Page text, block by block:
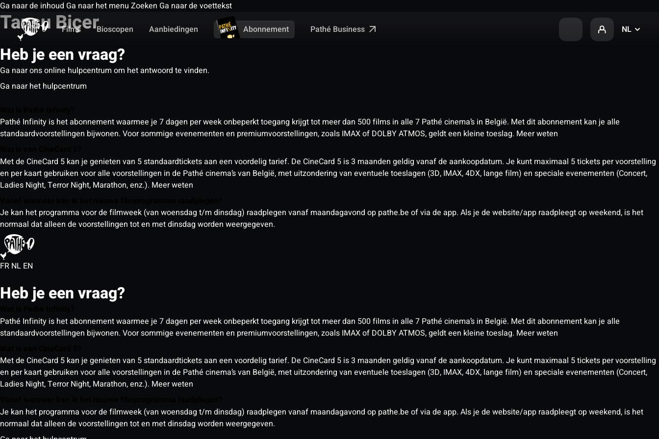
Ga naar de inhoud Ga naar het menu Zoeken Ga naar de voettekst
Films
Bioscopen Aanbiedingen Abonnement Pathé Business NL
Tansu Biçer
Heb je een vraag?
Ga naar ons online hulpcentrum om het antwoord te vinden.
Ga naar het hulpcentrum
Pathé Infinity is het abonnement waarmee je 7 dagen per week onbeperkt toegang krijgt tot meer dan 500 films in alle 7 Pathé cinema’s in België. Met dit abonnement kan je alle
standaardvoorstellingen bijwonen. Voor sommige evenementen en premiumvoorstellingen, zoals IMAX of DOLBY ATMOS, geldt een kleine toeslag. Meer weten
Met de CineCard 5 kan je genieten van 5 standaardtickets aan een voordelig tarief. De CineCard 5 is 3 maanden geldig vanaf de aankoopdatum. Je kunt maximaal 5 tickets per voorstelling
en per kaart gebruiken voor alle voorstellingen in de Pathé cinema’s van België, met uitzondering van eventuele toeslagen (3D, IMAX, 4DX, lange film) en speciale evenementen (Concert,
Ladies Night, Terror Night, Marathon, enz.). Meer weten
Je kan het programma voor de filmweek (van woensdag t/m dinsdag) raadplegen vanaf maandagavond op pathe.be of via de app. Als je de website/app raadpleegt op weekend, is het
normaal dat alleen de voorstellingen tot en met dinsdag worden weergegeven.
FR NL EN
Heb je een vraag?
Pathé Infinity is het abonnement waarmee je 7 dagen per week onbeperkt toegang krijgt tot meer dan 500 films in alle 7 Pathé cinema’s in België. Met dit abonnement kan je alle
standaardvoorstellingen bijwonen. Voor sommige evenementen en premiumvoorstellingen, zoals IMAX of DOLBY ATMOS, geldt een kleine toeslag. Meer weten
Met de CineCard 5 kan je genieten van 5 standaardtickets aan een voordelig tarief. De CineCard 5 is 3 maanden geldig vanaf de aankoopdatum. Je kunt maximaal 5 tickets per voorstelling
en per kaart gebruiken voor alle voorstellingen in de Pathé cinema’s van België, met uitzondering van eventuele toeslagen (3D, IMAX, 4DX, lange film) en speciale evenementen (Concert,
Ladies Night, Terror Night, Marathon, enz.). Meer weten
Je kan het programma voor de filmweek (van woensdag t/m dinsdag) raadplegen vanaf maandagavond op pathe.be of via de app. Als je de website/app raadpleegt op weekend, is het
normaal dat alleen de voorstellingen tot en met dinsdag worden weergegeven.